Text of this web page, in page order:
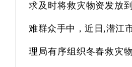
求及时将救灾物资发放
难群众手中，近日 ,潜江
理局有序组织冬春救灾